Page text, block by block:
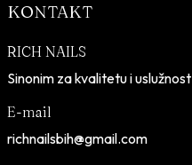
KONTAKT
RICH NAILS
Sinonim za kvalitetu i uslužnost
E-mail
richnailsbih@gmail.com